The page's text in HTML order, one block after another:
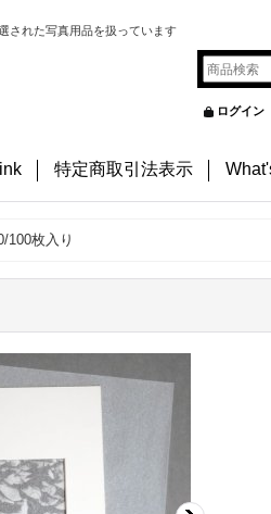
された写真用品を扱っています
ログイン
特定商取引法表示
100枚入り